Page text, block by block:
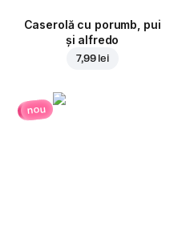
Caserolă cu porumb, pui
și alfredo
7,99 lei
nou